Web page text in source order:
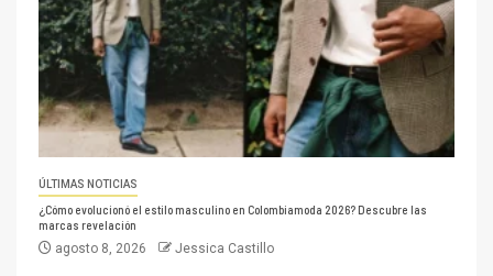
ÚLTIMAS NOTICIAS
¿Cómo evolucionó el estilo masculino en Colombiamoda 2026? Descubre las
marcas revelación
agosto 8, 2026 Jessica Castillo